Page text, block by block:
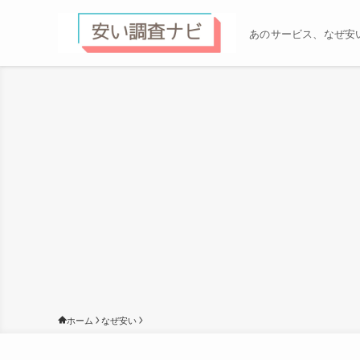
あのサービス、なぜ安
ホーム なぜ安い